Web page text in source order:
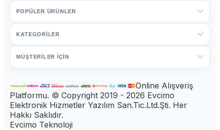
POPÜLER ÜRÜNLER
KATEGORİLER
MÜŞTERİLER İÇİN
Online Alışveriş
Platformu. © Copyright 2019 - 2026 Evcimo
Elektronik Hizmetler Yazılım San.Tic.Ltd.Şti. Her
Hakkı Saklıdır.
Evcimo Teknoloji